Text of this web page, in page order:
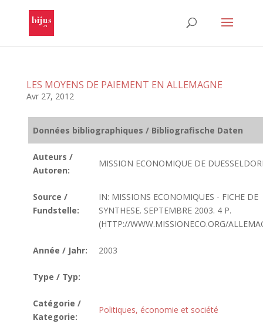
LES MOYENS DE PAIEMENT EN ALLEMAGNE
Avr 27, 2012
Données bibliographiques / Bibliografische Daten
Auteurs /
Autoren:
MISSION ECONOMIQUE DE
Source /
Fundstelle:
IN: MISSIONS ECONOMIQUES - FICHE DE
SYNTHESE. SEPTEMBRE 2003. 4 P.
(HTTP://WWW.MISSIONECO.ORG/
Année / Jahr: 2003
Type / Typ:
Catégorie /
Kategorie:
Politiques, économie et société